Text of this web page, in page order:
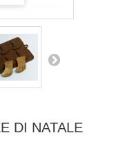
DI NATALE